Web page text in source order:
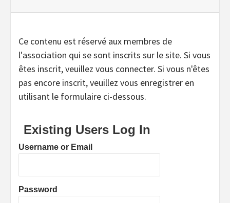
Ce contenu est réservé aux membres de
l'association qui se sont inscrits sur le site. Si vous
êtes inscrit, veuillez vous connecter. Si vous n'êtes
pas encore inscrit, veuillez vous enregistrer en
utilisant le formulaire ci-dessous.
Existing Users Log In
Username or Email
Password